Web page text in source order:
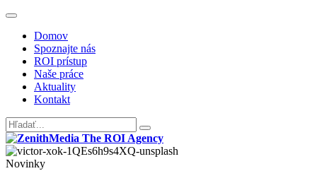
Domov
Spoznajte nás
ROI prístup
Naše práce
Aktuality
Kontakt
Novinky